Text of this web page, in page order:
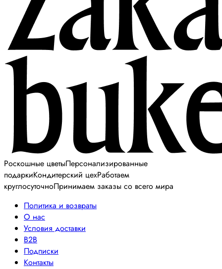
Роскошные цветыПерсонализированные
подаркиКондитерский цехРаботаем
круглосуточноПринимаем заказы со всего мира
Политика и возвраты
О нас
Условия доставки
B2B
Подписки
Контакты